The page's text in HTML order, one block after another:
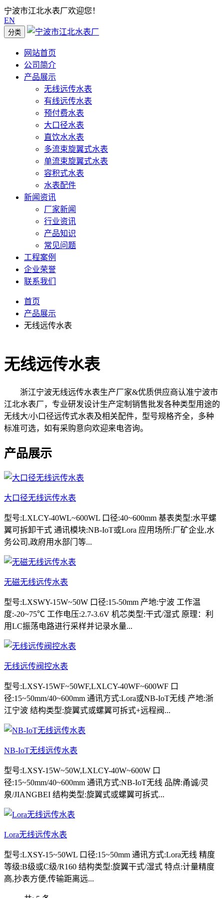
宁波市江北水表厂欢迎您！
EN
分类
网站首页
公司简介
产品展示
无线远传水表
有线远传水表
预付费水表
大口径水表
直饮水水表
多流束旋翼式水表
单流束旋翼式水表
容积式水表
水表配件
新闻资讯
厂家新闻
行业资讯
产品知识
常见问题
工程案例
企业荣誉
联系我们
首页
产品展示
无线远传水表
无线远传水表
浙江宁波无线远传水表生产厂家&优质供应商认准宁波市
江北水表厂，专业研发设计生产定制销售批发各种类型用途的
无线大/小口径远传式水表及相关配件，型号规格齐全，多种
标准可选，如有采购意向欢迎来电咨询。
产品展示
大口径无线远传水表
型号:LXLCY-40WL~600WL 口径:40~600mm 基表类型:水平螺
翼可拆卸干式 通讯模块:NB-IoT或Lora 应用场所:厂矿企业,水
务公司,政府用水部门等...
无磁无线远传水表
型号:LXSWY-15W~50W 口径:15-50mm 产地:宁波 工作温
度:-20~75℃ 工作电压:2.7-3.6V 机芯类型:干式/湿式 原理：利
用LC振荡电路进行采样并记录水量...
无线远传阀控水表
型号:LXSY-15WF~50WF,LXLCY-40WF~600WF 口
径:15~50mm/40~600mm 通讯方式:Lora或NB-IoT无线 产地:浙
江宁波 结构类型:旋翼式或螺翼可拆式+远程阀...
NB-IoT无线远传水表
型号:LXSY-15W~50W,LXLCY-40W~600W 口
径:15~50mm/40~600mm 通讯方式:NB-IoT无线 品牌:甬诚/灵
泉/JIANGBEI 结构类型:旋翼式或螺翼可拆式...
Lora无线远传水表
型号:LXSY-15~50WL 口径:15~50mm 通讯方式:Lora无线 精度
等级:B级或C级/R160 结构类型:旋翼干式/湿式 特点:计量精度
高,抄表方便,传输距离远...